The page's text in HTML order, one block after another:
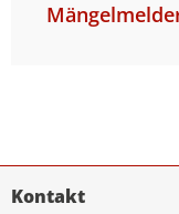
Kontakt